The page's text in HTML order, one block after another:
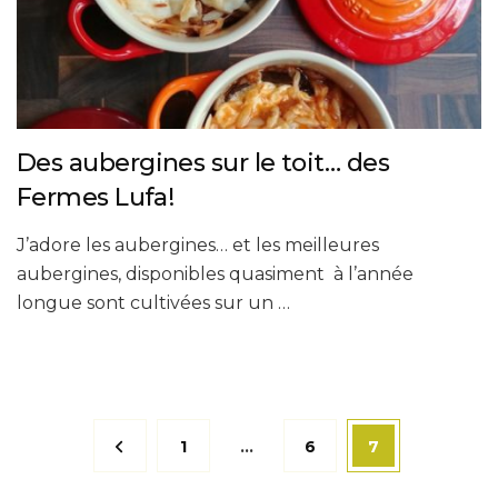
Des aubergines sur le toit… des
Fermes Lufa!
J’adore les aubergines… et les meilleures
aubergines, disponibles quasiment à l’année
longue sont cultivées sur un …
Pagination
Page
1 … Page
6 Page
7